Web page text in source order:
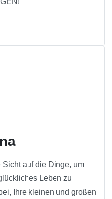
auf die Dinge, um
Leben zu
Ihre kleinen und großen